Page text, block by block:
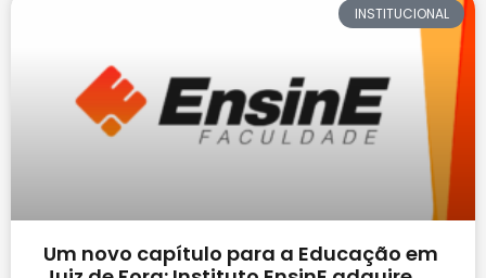
INSTITUCIONAL
Um novo capítulo para a Educação em